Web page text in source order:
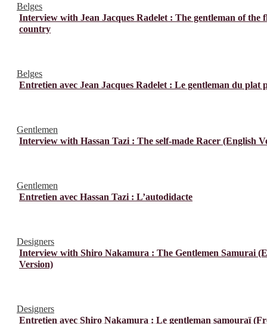
Belges
Interview with Jean Jacques Radelet : The gentleman of the
country
Belges
Entretien avec Jean Jacques Radelet : Le gentleman du plat
Gentlemen
Interview with Hassan Tazi : The self-made Racer (English
Gentlemen
Entretien avec Hassan Tazi : L’autodidacte
Designers
Interview with Shiro Nakamura : The Gentlemen Samurai
Version)
Designers
Entretien avec Shiro Nakamura : Le gentleman samouraï